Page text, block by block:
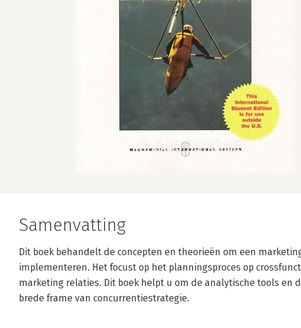
Samenvatting
Dit boek behandelt de concepten en theorieën om een
implementeren. Het focust op het planningsproces op
marketing relaties. Dit boek helpt u om de analytische tools en
brede frame van concurrentiestrategie.